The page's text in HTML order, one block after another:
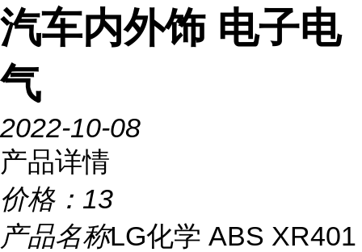
汽车内外饰 电子电
气
2022-10-08
产品详情
价格： 13
产品名称LG化学 ABS XR401